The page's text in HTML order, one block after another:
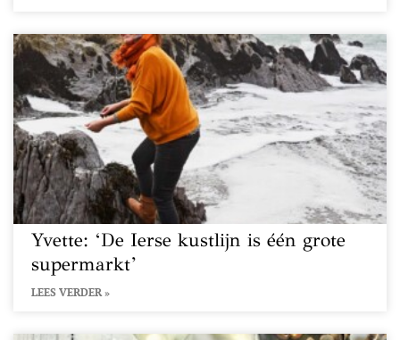
Yvette: ‘De Ierse kustlijn is één grote
supermarkt’
LEES VERDER »